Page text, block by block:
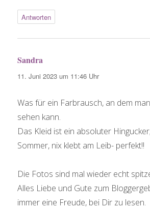
Antworten
Sandra
11. Juni 2023 um 11:46 Uhr
Was für ein Farbrausch, an dem
sehen kann.
Das Kleid ist ein absoluter
Sommer, nix klebt am Leib- perfekt!!
Die Fotos sind mal wieder echt
Alles Liebe und Gute zum
immer eine Freude, bei Dir zu lesen.